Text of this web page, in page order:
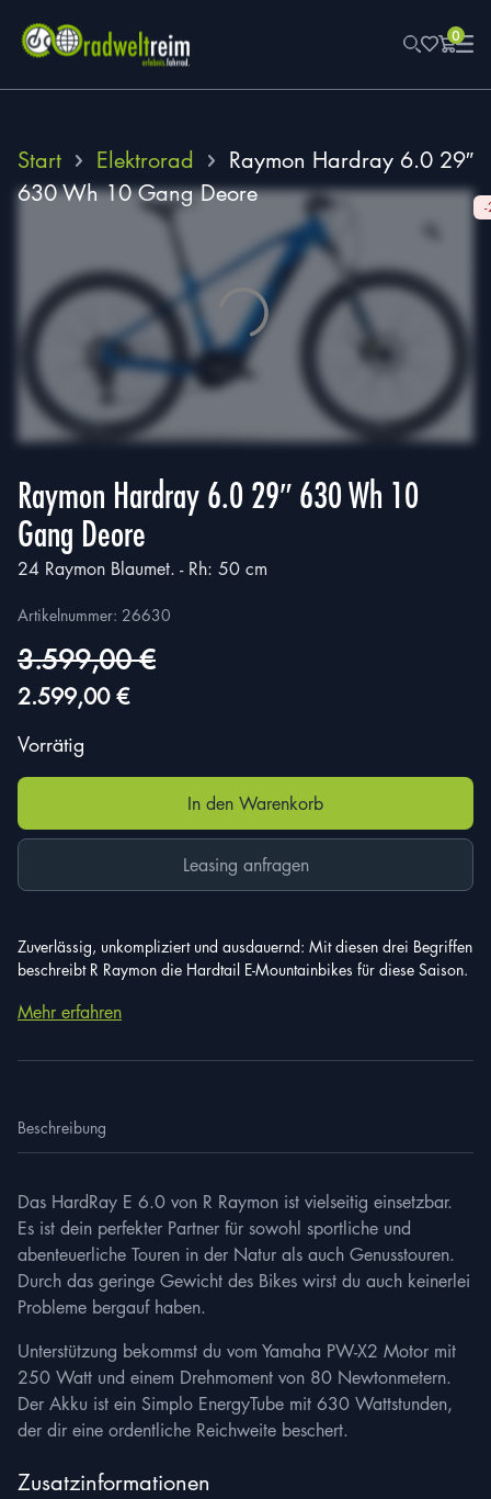
0
Start Elektrorad
Raymon Hardray 6.0 29″
630 Wh 10 Gang Deore
Raymon Hardray 6.0 29″ 630 Wh 10
Gang Deore
24 Raymon Blaumet. - Rh: 50 cm
Artikelnummer: 26630
3.599,00€
Ursprünglicher
war:
3.599,00 €
2.599,00€Aktueller
2.599,00 €.
Vorrätig
In den Warenkorb
Leasing anfragen
Zuverlässig, unkompliziert und ausdauernd: Mit diesen drei Begriffen
beschreibt R Raymon die Hardtail E-Mountainbikes für diese Saison.
Mehr erfahren
Beschreibung
Das HardRay E 6.0 von R Raymon ist vielseitig einsetzbar.
Es ist dein perfekter Partner für sowohl sportliche und
abenteuerliche Touren in der Natur als auch Genusstouren.
Durch das geringe Gewicht des Bikes wirst du auch keinerlei
Probleme bergauf haben.
Unterstützung bekommst du vom Yamaha PW-X2 Motor mit
250 Watt und einem Drehmoment von 80 Newtonmetern.
Der Akku ist ein Simplo EnergyTube mit 630 Wattstunden,
der dir eine ordentliche Reichweite beschert.
Zusatzinformationen